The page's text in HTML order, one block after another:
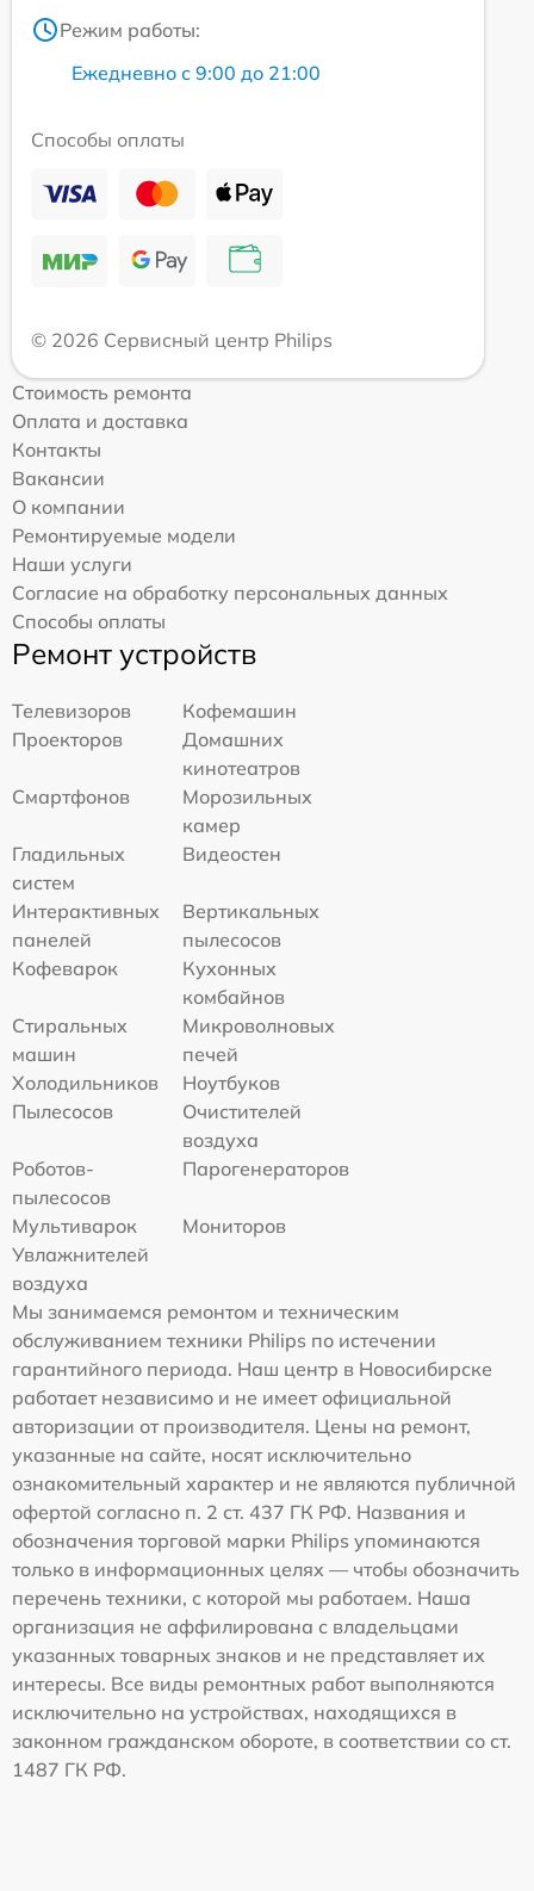
Режим работы:
Ежедневно с 9:00 до 21:00
Способы оплаты
© 2026 Сервисный центр Philips
Стоимость ремонта
Оплата и доставка
Контакты
Вакансии
О компании
Ремонтируемые модели
Наши услуги
Согласие на обработку персональных данных
Способы оплаты
Ремонт устройств
Телевизоров
Кофемашин
Проекторов
Домашних
кинотеатров
Смартфонов
Морозильных
камер
Гладильных
систем
Видеостен
Интерактивных
панелей
Вертикальных
пылесосов
Кофеварок
Кухонных
комбайнов
Стиральных
машин
Микроволновых
печей
Холодильников
Ноутбуков
Пылесосов
Очистителей
воздуха
Роботов-
пылесосов
Парогенераторов
Мультиварок
Мониторов
Увлажнителей
воздуха
Мы занимаемся ремонтом и техническим
обслуживанием техники Philips по истечении
гарантийного периода. Наш центр в Новосибирске
работает независимо и не имеет официальной
авторизации от производителя. Цены на ремонт,
указанные на сайте, носят исключительно
ознакомительный характер и не являются публичной
офертой согласно п. 2 ст. 437 ГК РФ. Названия и
обозначения торговой марки Philips упоминаются
только в информационных целях — чтобы обозначить
перечень техники, с которой мы работаем. Наша
организация не аффилирована с владельцами
указанных товарных знаков и не представляет их
интересы. Все виды ремонтных работ выполняются
исключительно на устройствах, находящихся в
законном гражданском обороте, в соответствии со ст.
1487 ГК РФ.